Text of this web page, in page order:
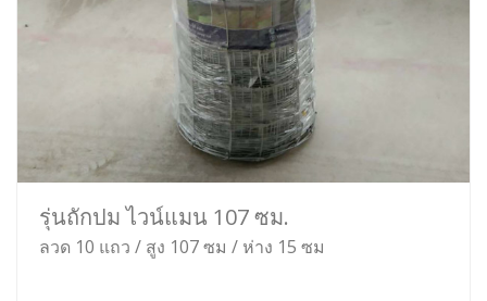
รุ่นถักปม ไวน์แมน 107 ซม.
ลวด 10 แถว / สูง 107 ซม / ห่าง 15 ซม